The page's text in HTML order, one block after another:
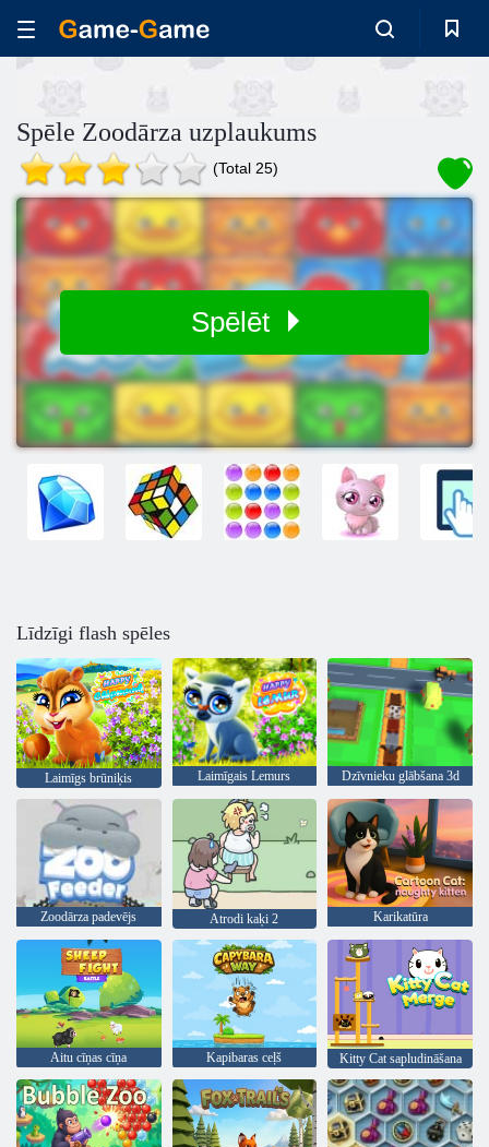
Spēle Zoodārza uzplaukums
(Total 25)
Spēlēt
Līdzīgi flash spēles
Laimīgs brūniķis Laimīgais Lemurs Dzīvnieku glābšana 3d
Zoodārza padevējs Atrodi kaķi 2 Karikatūra
Aitu cīņas cīņa Kapibaras ceļš Kitty Cat sapludināšana